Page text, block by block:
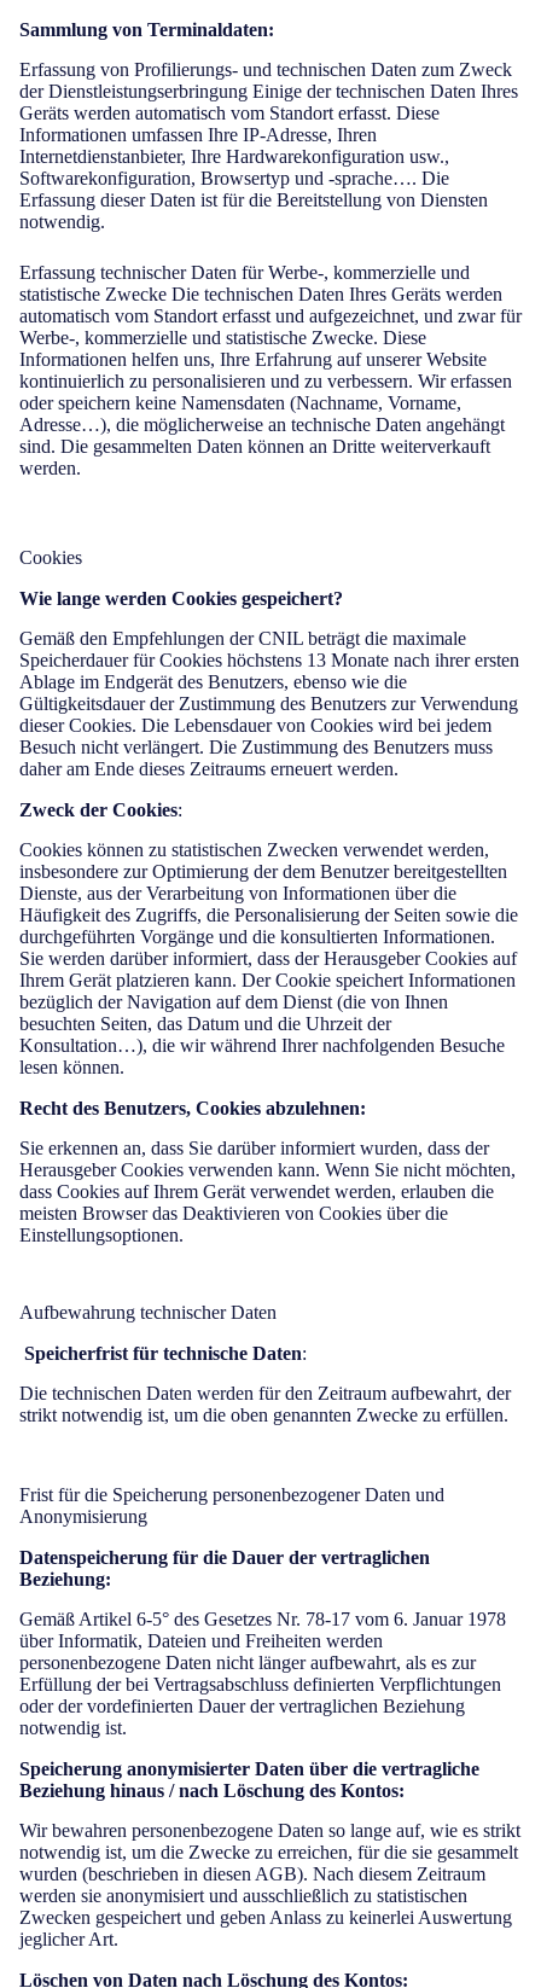
Sammlung von Terminaldaten:
Erfassung von Profilierungs- und technischen Daten zum Zweck
der Dienstleistungserbringung Einige der technischen Daten Ihres
Geräts werden automatisch vom Standort erfasst. Diese
Informationen umfassen Ihre IP-Adresse, Ihren
Internetdienstanbieter, Ihre Hardwarekonfiguration usw.,
Softwarekonfiguration, Browsertyp und -sprache…. Die
Erfassung dieser Daten ist für die Bereitstellung von Diensten
notwendig.
Erfassung technischer Daten für Werbe-, kommerzielle und
statistische Zwecke Die technischen Daten Ihres Geräts werden
automatisch vom Standort erfasst und aufgezeichnet, und zwar für
Werbe-, kommerzielle und statistische Zwecke. Diese
Informationen helfen uns, Ihre Erfahrung auf unserer Website
kontinuierlich zu personalisieren und zu verbessern. Wir erfassen
oder speichern keine Namensdaten (Nachname, Vorname,
Adresse…), die möglicherweise an technische Daten angehängt
sind. Die gesammelten Daten können an Dritte weiterverkauft
werden.
Cookies
Wie lange werden Cookies gespeichert?
Gemäß den Empfehlungen der CNIL beträgt die maximale
Speicherdauer für Cookies höchstens 13 Monate nach ihrer ersten
Ablage im Endgerät des Benutzers, ebenso wie die
Gültigkeitsdauer der Zustimmung des Benutzers zur Verwendung
dieser Cookies. Die Lebensdauer von Cookies wird bei jedem
Besuch nicht verlängert. Die Zustimmung des Benutzers muss
daher am Ende dieses Zeitraums erneuert werden.
Zweck der Cookies:
Cookies können zu statistischen Zwecken verwendet werden,
insbesondere zur Optimierung der dem Benutzer bereitgestellten
Dienste, aus der Verarbeitung von Informationen über die
Häufigkeit des Zugriffs, die Personalisierung der Seiten sowie die
durchgeführten Vorgänge und die konsultierten Informationen.
Sie werden darüber informiert, dass der Herausgeber Cookies auf
Ihrem Gerät platzieren kann. Der Cookie speichert Informationen
bezüglich der Navigation auf dem Dienst (die von Ihnen
besuchten Seiten, das Datum und die Uhrzeit der
Konsultation…), die wir während Ihrer nachfolgenden Besuche
lesen können.
Recht des Benutzers, Cookies abzulehnen:
Sie erkennen an, dass Sie darüber informiert wurden, dass der
Herausgeber Cookies verwenden kann. Wenn Sie nicht möchten,
dass Cookies auf Ihrem Gerät verwendet werden, erlauben die
meisten Browser das Deaktivieren von Cookies über die
Einstellungsoptionen.
Aufbewahrung technischer Daten
Speicherfrist für technische Daten:
Die technischen Daten werden für den Zeitraum aufbewahrt, der
strikt notwendig ist, um die oben genannten Zwecke zu erfüllen.
Frist für die Speicherung personenbezogener Daten und
Anonymisierung
Datenspeicherung für die Dauer der vertraglichen
Beziehung:
Gemäß Artikel 6-5° des Gesetzes Nr. 78-17 vom 6. Januar 1978
über Informatik, Dateien und Freiheiten werden
personenbezogene Daten nicht länger aufbewahrt, als es zur
Erfüllung der bei Vertragsabschluss definierten Verpflichtungen
oder der vordefinierten Dauer der vertraglichen Beziehung
notwendig ist.
Speicherung anonymisierter Daten über die vertragliche
Beziehung hinaus / nach Löschung des Kontos:
Wir bewahren personenbezogene Daten so lange auf, wie es strikt
notwendig ist, um die Zwecke zu erreichen, für die sie gesammelt
wurden (beschrieben in diesen AGB). Nach diesem Zeitraum
werden sie anonymisiert und ausschließlich zu statistischen
Zwecken gespeichert und geben Anlass zu keinerlei Auswertung
jeglicher Art.
Löschen von Daten nach Löschung des Kontos: